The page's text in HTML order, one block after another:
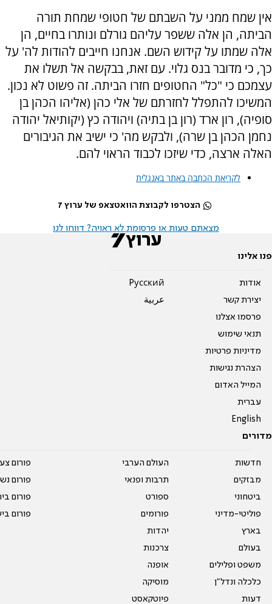
אין שמח ממני על השבתם של חטופי שמחת תורה
הביתה, הן אלה ששפר עליהם גורלם ונותרו בחיים, הן
אלה שמתו על קידוש השם. אנחנו חייבים להודות לה' על
כך, כי מדובר בנס גלוי. עם זאת, בבקשה אל תשלו את
עצמכם כי "כל" החטופים חזרו הביתה. זה פשוט לא נכון.
המשיכו להתפלל לחזרתם של אלי כהן (אליהו הכהן בן
סופיה), רון ארד (רון בן בתיה) ויהודה כץ (יקותיאל יהודה
נחמן הכהן בן שרה), ולבקש מה' כי ישיב את הגיבורים
האלה ארצה, כדי שיזכו לכבוד הראוי להם.
לקריאת הכתבה באתר באנגלית
הצטרפו לקבוצת הוואטצאפ של ערוץ 7
מצאתם טעות או פרסומת לא ראויה? דווחו לנו
פנו אלינו
אודות
יצירת קשר
פרסמו אצלנו
תנאי שימוש
מדיניות פרטיות
הצהרת נגישות
המייל האדום
עברית
English
Pусский
عربية
מדורים
חדשות
מבזקים
ביטחוני
פוליטי-מדיני
בארץ
בעולם
משפט ופלילים
כלכלה ונדל"ן
דעות
העולם הערבי
תרבות ופנאי
ספורט
פורומים
יהדות
צרכנות
אופנה
מוסיקה
פיוטקאסט
פורום
פורום
פורום
פורום